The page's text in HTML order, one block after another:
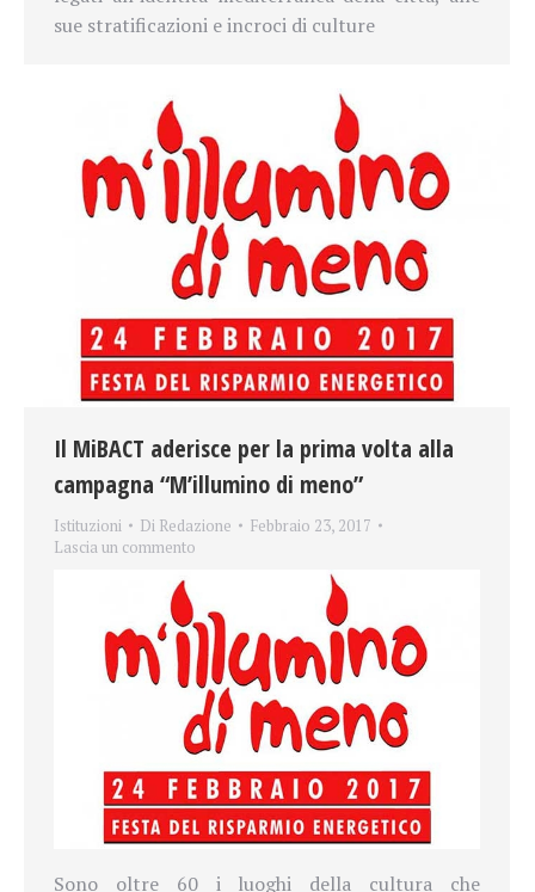
sue stratificazioni e incroci di culture
Il MiBACT aderisce per la prima volta alla
campagna “M’illumino di meno”
Istituzioni Di Redazione
Febbraio 23, 2017
Lascia un commento
Sono oltre 60 i luoghi della cultura che